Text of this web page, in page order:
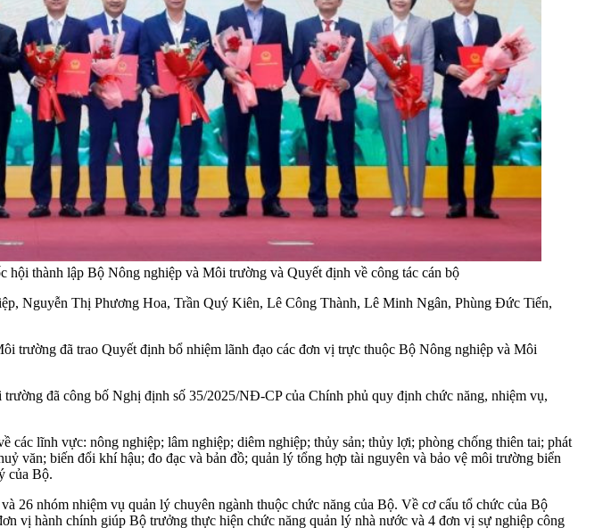
thành lập Bộ Nông nghiệp và Môi trường và Quyết định về công tác cán bộ
Nguyễn Thị Phương Hoa, Trần Quý Kiên, Lê Công Thành, Lê Minh Ngân, Phùng Đức Tiến,
đã trao Quyết định bổ nhiệm lãnh đạo các đơn vị trực thuộc Bộ Nông nghiệp và Môi
đã công bố Nghị định số 35/2025/NĐ-CP của Chính phủ quy định chức năng, nhiệm vụ,
lĩnh vực: nông nghiệp; lâm nghiệp; diêm nghiệp; thủy sản; thủy lợi; phòng chống thiên tai; phát
văn; biến đổi khí hậu; đo đạc và bản đồ; quản lý tổng hợp tài nguyên và bảo vệ môi trường biển
của Bộ.
nhóm nhiệm vụ quản lý chuyên ngành thuộc chức năng của Bộ. Về cơ cấu tổ chức của Bộ
vị hành chính giúp Bộ trưởng thực hiện chức năng quản lý nhà nước và 4 đơn vị sự nghiệp công